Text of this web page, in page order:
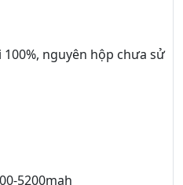
nguyên hộp chưa sử
5200mah